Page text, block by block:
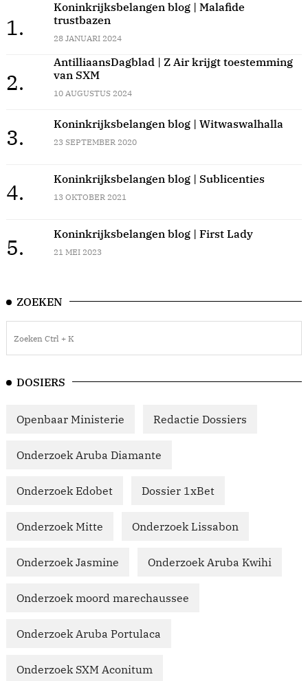
1.
Koninkrijksbelangen blog | Malafide
trustbazen
28 JANUARI 2024
2.
AntilliaansDagblad | Z Air krijgt toestemming
van SXM
10 AUGUSTUS 2024
3.
Koninkrijksbelangen blog | Witwaswalhalla
23 SEPTEMBER 2020
4.
Koninkrijksbelangen blog | Sublicenties
13 OKTOBER 2021
5.
Koninkrijksbelangen blog | First Lady
21 MEI 2023
ZOEKEN
DOSIERS
Openbaar Ministerie Redactie Dossiers
Onderzoek Aruba Diamante
Onderzoek Edobet Dossier 1xBet
Onderzoek Mitte Onderzoek Lissabon
Onderzoek Jasmine Onderzoek Aruba Kwihi
Onderzoek moord marechaussee
Onderzoek Aruba Portulaca
Onderzoek SXM Aconitum